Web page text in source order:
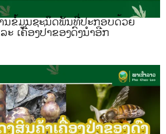
ນຂໍ້ມູນຊະນິດພັນທີ່ປະກອບດ້ວຍ
ະ ເຄື່ອງປ່າຂອງດົງນຳອີກ